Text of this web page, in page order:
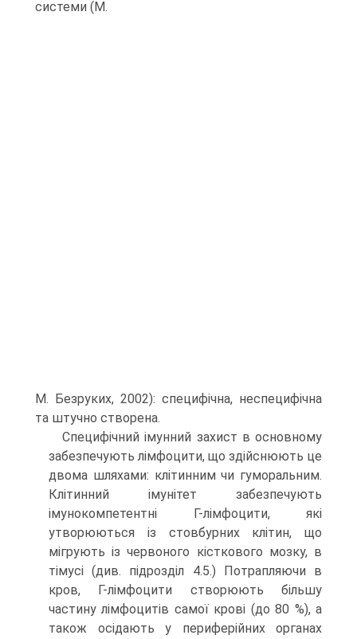
системи (М.
М. Безруких, 2002): специфічна, неспецифічна
та штучно створена.
Специфічний імунний захист в основному
забезпечують лімфоцити, що здійснюють це
двома шляхами: клітинним чи гуморальним.
Клітинний імунітет забезпечують
імунокомпетентні Г-лімфоцити, які
утворюються із стовбурних клітин, що
мігрують із червоного кісткового мозку, в
тімусі (див. підрозділ 4.5.) Потрапляючи в
кров, Г-лімфоцити створюють більшу
частину лімфоцитів самої крові (до 80 %), а
також осідають у периферійних органах